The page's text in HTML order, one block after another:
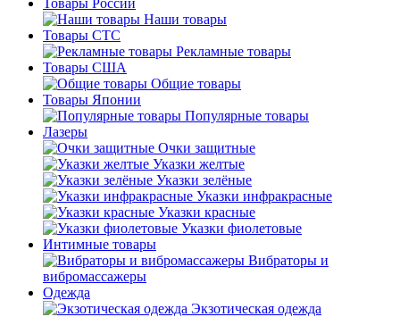
Товары России
Наши товары
Товары СТС
Рекламные товары
Товары США
Общие товары
Товары Японии
Популярные товары
Лазеры
Очки защитные
Указки желтые
Указки зелёные
Указки инфракрасные
Указки красные
Указки фиолетовые
Интимные товары
Вибраторы и
вибромассажеры
Одежда
Экзотическая одежда